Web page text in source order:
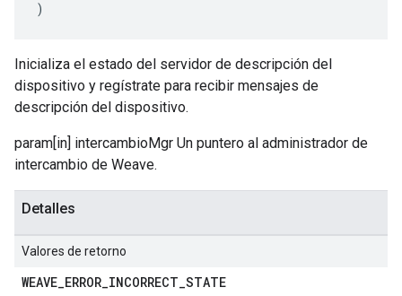
)
Inicializa el estado del servidor de descripción del
dispositivo y regístrate para recibir mensajes de
descripción del dispositivo.
param[in] intercambioMgr Un puntero al administrador de
intercambio de Weave.
Detalles
Valores de retorno
WEAVE_ERROR_INCORRECT_STATE